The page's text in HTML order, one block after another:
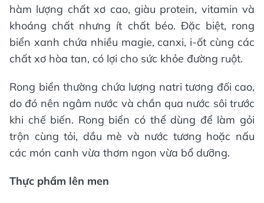
hàm lượng chất xơ cao, giàu protein, vitamin và
khoáng chất nhưng ít chất béo. Đặc biệt, rong
biển xanh chứa nhiều magie, canxi, i-ốt cùng các
chất xơ hòa tan, có lợi cho sức khỏe đường ruột.
Rong biển thường chứa lượng natri tương đối cao,
do đó nên ngâm nước và chần qua nước sôi trước
khi chế biến. Rong biển có thể dùng để làm gỏi
trộn cùng tỏi, dầu mè và nước tương hoặc nấu
các món canh vừa thơm ngon vừa bổ dưỡng.
Thực phẩm lên men